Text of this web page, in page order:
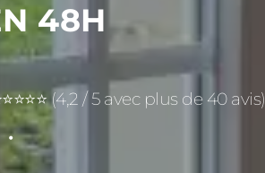
48H
(4,2 / 5 avec plus de 40 avis)